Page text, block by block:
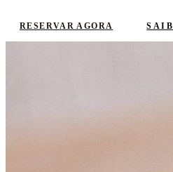
RESERVAR AGORA